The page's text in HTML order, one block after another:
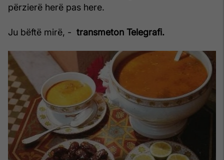
përzierë herë pas here.
Ju bëftë mirë, - transmeton Telegrafi.